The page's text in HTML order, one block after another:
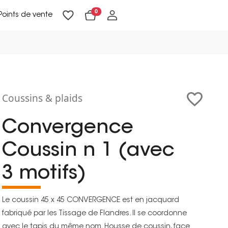
de vente 0
Coussins & plaids
Convergence
Coussin n 1 (avec
3 motifs)
Le coussin 45 x 45 CONVERGENCE est en jacquard
fabriqué par les Tissage de Flandres. Il se coordonne